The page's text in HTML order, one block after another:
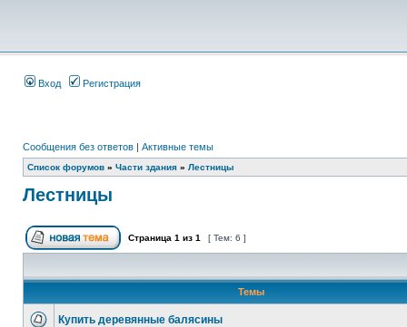
Вход Регистрация
Сообщения без ответов | Активные темы
Список форумов » Части здания » Лестницы
Лестницы
Страница 1 из 1 [ Тем: 6 ]
Темы
Купить деревянные балясины